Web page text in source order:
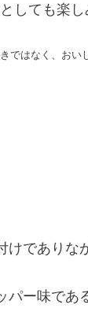
しても楽
ではなく、おい
けでありな
パー味であ